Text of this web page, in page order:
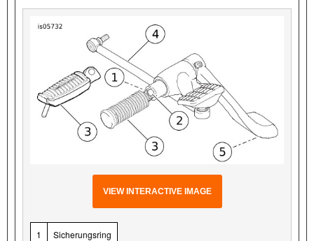
VIEW INTERACTIVE IMAGE
1 Sicherungsring